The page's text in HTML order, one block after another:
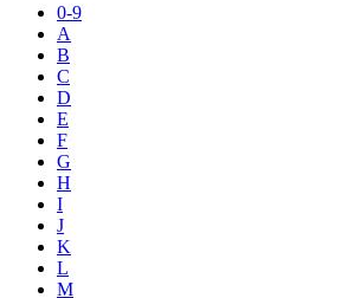
0-9
A
B
C
D
E
F
G
H
I
J
K
L
M